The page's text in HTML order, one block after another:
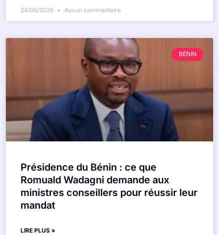
24/06/2026 Aucun commentaire
BÉNIN
Présidence du Bénin : ce que
Romuald Wadagni demande aux
ministres conseillers pour réussir leur
mandat
LIRE PLUS »